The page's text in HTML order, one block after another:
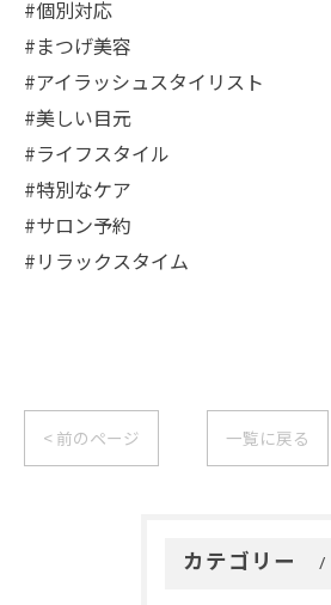
#個別対応
#まつげ美容
#アイラッシュスタイリスト
#美しい目元
#ライフスタイル
#特別なケア
#サロン予約
#リラックスタイム
< 前のページ 一覧に戻る
カテゴリー